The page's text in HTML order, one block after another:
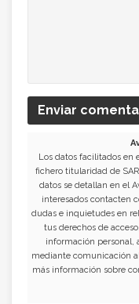
Enviar
Los datos facilitados en
fichero titularidad de
datos se detallan en el
interesados contacten
dudas e inquietudes en
tus derechos de
información personal,
mediante comunicación
más información sobre